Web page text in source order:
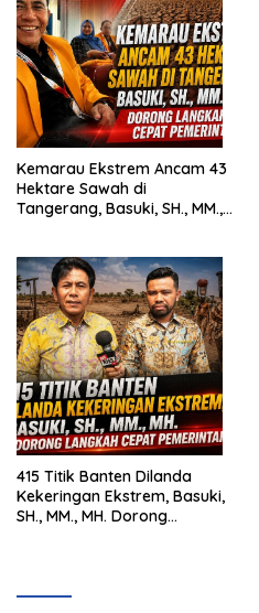
Kemarau Ekstrem Ancam 43
Hektare Sawah di
Tangerang, Basuki, SH., MM.,
415 Titik Banten Dilanda
Kekeringan Ekstrem, Basuki,
SH., MM., MH. Dorong